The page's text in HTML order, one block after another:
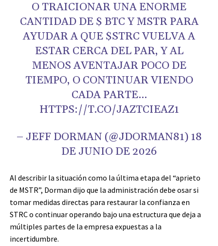
O TRAICIONAR UNA ENORME
CANTIDAD DE $ BTC Y MSTR PARA
AYUDAR A QUE $STRC VUELVA A
ESTAR CERCA DEL PAR, Y AL
MENOS AVENTAJAR POCO DE
TIEMPO, O CONTINUAR VIENDO
CADA PARTE…
HTTPS://T.CO/JAZTCIEAZ1
– JEFF DORMAN (@JDORMAN81) 18
DE JUNIO DE 2026
Al describir la situación como la última etapa del “aprieto
de MSTR”, Dorman dijo que la administración debe osar si
tomar medidas directas para restaurar la confianza en
STRC o continuar operando bajo una estructura que deja a
múltiples partes de la empresa expuestas a la
incertidumbre.